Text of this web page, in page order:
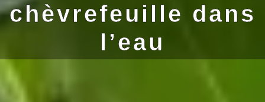
chèvrefeuille dans
l’eau